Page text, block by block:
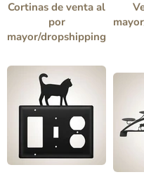
Cortinas de venta al
por
mayor/dropshipping